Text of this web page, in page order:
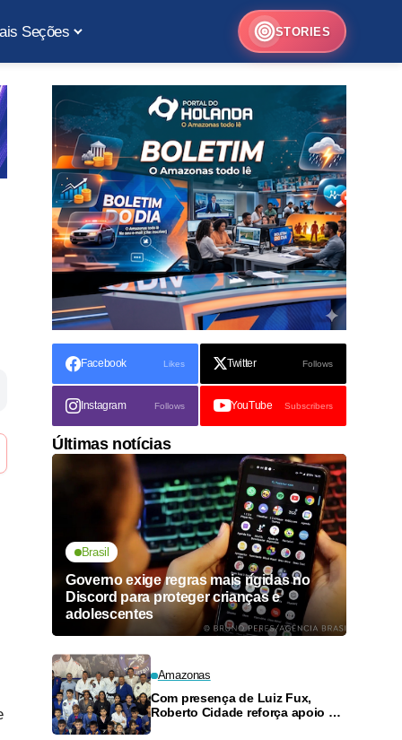
Seções STORIES
Facebook Likes Twitter Follows
Instagram Follows YouTube Subscribers
Últimas notícias
Brasil
Governo exige regras mais rígidas no
Discord para proteger crianças e
adolescentes
Amazonas
Com presença de Luiz Fux,
Roberto Cidade reforça apoio a